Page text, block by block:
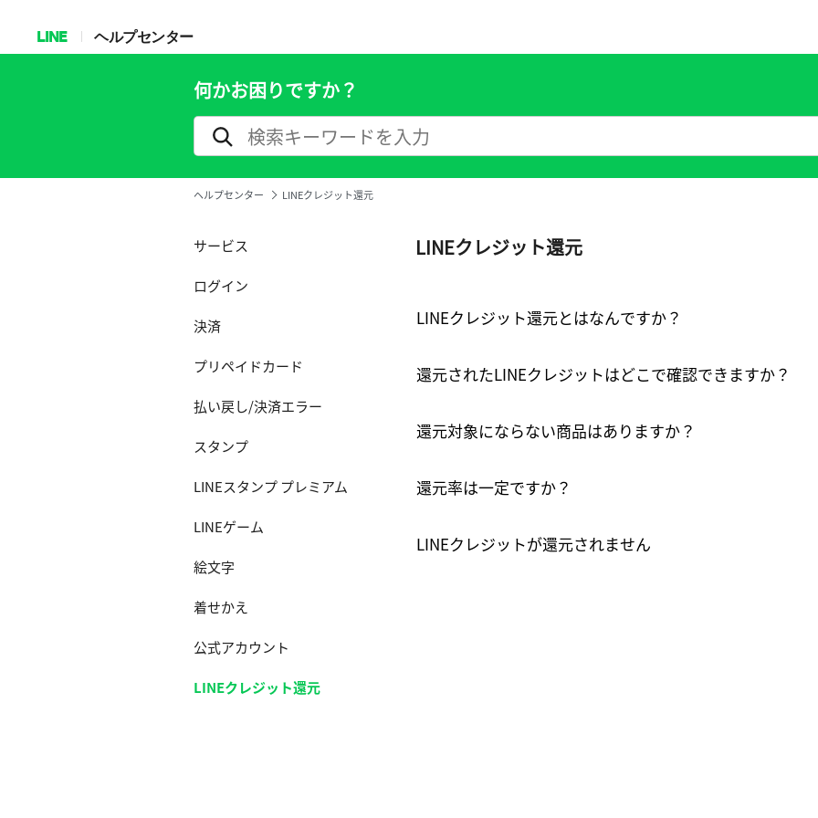
LINE ヘルプセンター
何かお困りですか？
ヘルプセンター LINEクレジット還元
サービス
ログイン
決済
プリペイドカード
払い戻し/決済エラー
スタンプ
LINEスタンプ プレミアム
LINEゲーム
絵文字
着せかえ
公式アカウント
LINEクレジット還元
LINEクレジット還元
LINEクレジット還元とはなんですか？
還元されたLINEクレジットはどこで確認できますか？
還元対象にならない商品はありますか？
還元率は一定ですか？
LINEクレジットが還元されません